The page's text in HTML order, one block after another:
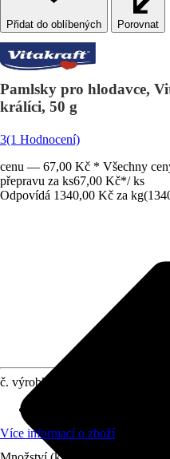
Porovnat
Pamlsky pro hlodavce,
králíci, 50 g
3(1 Hodnocení)
cenu — 67,00 Kč * Všechny
přepravu za ks67,00 Kč*/ ks
Odpovídá 1340,00 Kč za kg(
č. výrobku
Více informací o zboží